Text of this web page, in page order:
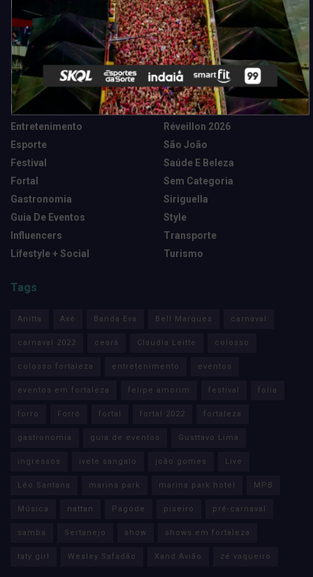
Categorias
Camarote Vip Junino
Cidade
Destaques
Entretenimento
Esporte
Festival
Fortal
Gastronomia
Guia De Eventos
Influencers
Lifestyle + Social
Marketing E Negócios
Música
News Tech
Réveillon 2026
São João
Saúde E Beleza
Sem Categoria
Siriguella
Style
Transporte
Turismo
Tags
Anitta Axé Banda Eva Bell Marques carnaval
carnaval 2022 ceará Claudia Leitte colosso
colosso fortaleza entretenimento eventos
eventos em fortaleza felipe amorim festival folia
forro Forró fortal fortal 2022 fortaleza
gastronomia guia de eventos Gusttavo Lima
ingressos ivete sangalo joão gomes Live
Léo Santana marina park marina park hotel MPB
Música nattan Pagode piseiro pré-carnaval
samba Sertanejo show shows em fortaleza
taty girl Wesley Safadão Xand Avião zé vaqueiro